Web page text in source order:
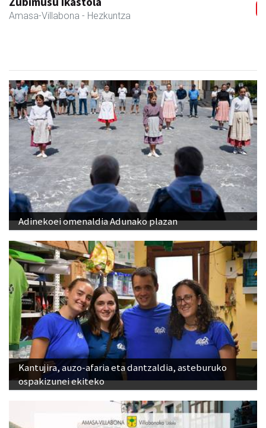
Amasa-Villabona - Abokatuak
Adinekoei omenaldia Adunako plazan
Kantujira, auzo-afaria eta dantzaldia, asteburuko
ospakizunei ekiteko